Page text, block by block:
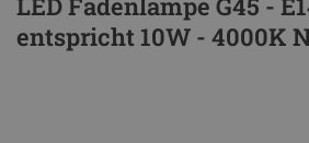
entspricht 10W - 4000K